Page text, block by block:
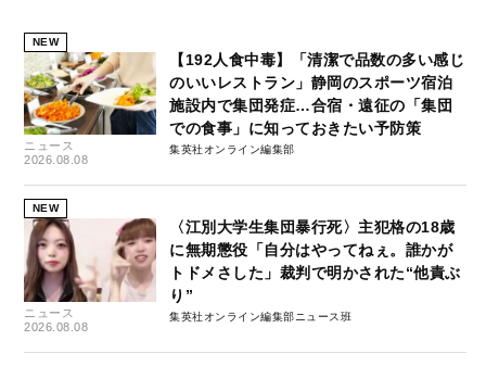
NEW
ニュース
2026.08.08
【192人食中毒】「清潔で品数の多い感じ
のいいレストラン」静岡のスポーツ宿泊
施設内で集団発症…合宿・遠征の「集団
での食事」に知っておきたい予防策
集英社オンライン編集部
NEW
ニュース
2026.08.08
〈江別大学生集団暴行死〉主犯格の18歳
に無期懲役「自分はやってねぇ。誰かが
トドメさした」裁判で明かされた“他責ぶ
り”
集英社オンライン編集部ニュース班